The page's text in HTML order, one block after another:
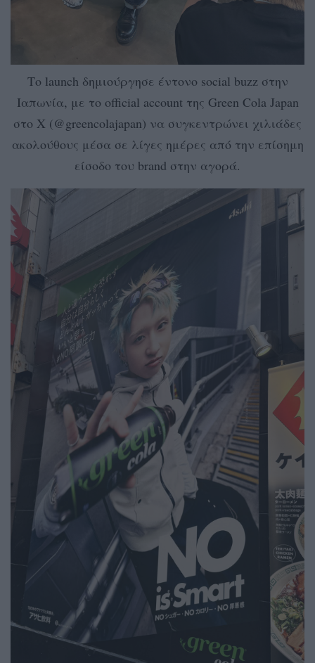
Το launch δημιούργησε έντονο social buzz στην
Ιαπωνία, με το official account της Green Cola Japan
στο X (@greencolajapan) να συγκεντρώνει χιλιάδες
ακολούθους μέσα σε λίγες ημέρες από την επίσημη
είσοδο του brand στην αγορά.